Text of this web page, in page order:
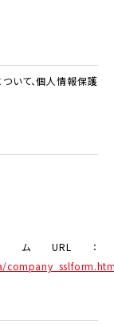
いて、個人情報保護
URL：